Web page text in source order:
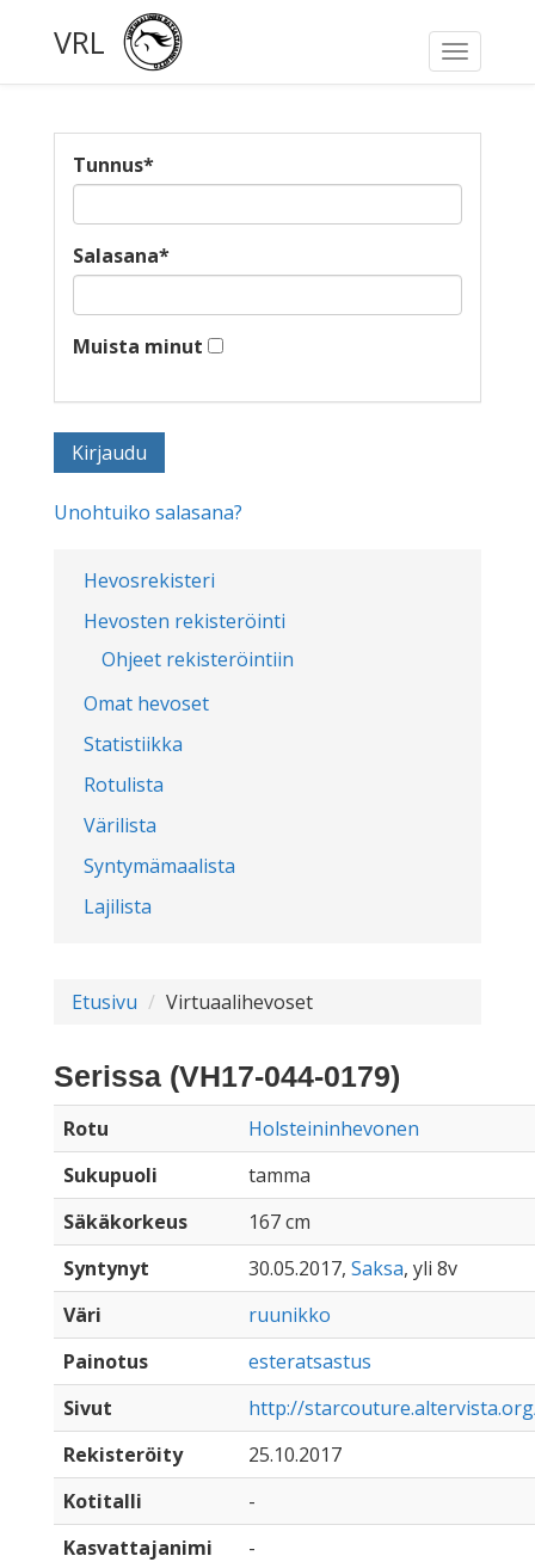
Toggle
VRL
Hevosrekisteri
Hevosten rekisteröinti
Ohjeet rekisteröintiin
Omat hevoset
Statistiikka
Rotulista
Värilista
Syntymämaalista
Lajilista
Tunnus*
Salasana*
Muista minut
Unohtuiko salasana?
Etusivu Virtuaalihevoset
Serissa (VH17-044-0179)
Rotu
Holsteininhevonen
Sukupuoli
tamma
Säkäkorkeus
167 cm
Syntynyt
30.05.2017, Saksa, yli 8v
Väri
ruunikko
Painotus
esteratsastus
Sivut
http://
Rekisteröity
25.10.2017
Kotitalli
-
Kasvattajanimi
-